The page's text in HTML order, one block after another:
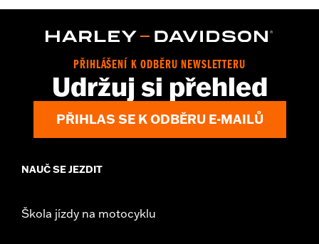
WARRANTY:Wolverine Worldwide Manufacturer Warranty – Go
Imported
Dimension Description:SHAFT HEIGHT: 5.25” / HEEL HEIGHT:
PŘIHLÁŠENÍ K ODBĚRU NEWSLETTERU
Udržuj si přehled
PŘIHLAS SE K ODBĚRU E-MAILŮ
NAUČ SE JEZDIT
Škola jízdy na motocyklu